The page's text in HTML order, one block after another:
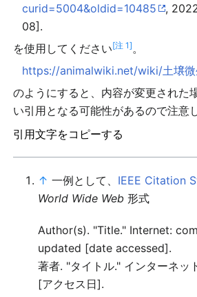
curid=5004&oldid=10485
,
08].
を使用してください[注 1]。
https://animalwiki.net/wiki/土壌微
のようにすると、内容が変更された
い引用となる可能性があるので注意
引用文字をコピーする
↑ 一例として、 IEEE Citation
World Wide Web 形式
Author(s). "Title." Internet:
updated [date accessed].
著者. "タイトル." インターネッ
[アクセス日].